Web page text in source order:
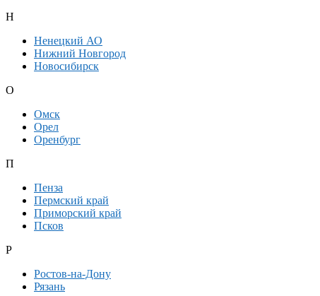
Н
Ненецкий АО
Нижний Новгород
Новосибирск
О
Омск
Орел
Оренбург
П
Пенза
Пермский край
Приморский край
Псков
Р
Ростов-на-Дону
Рязань